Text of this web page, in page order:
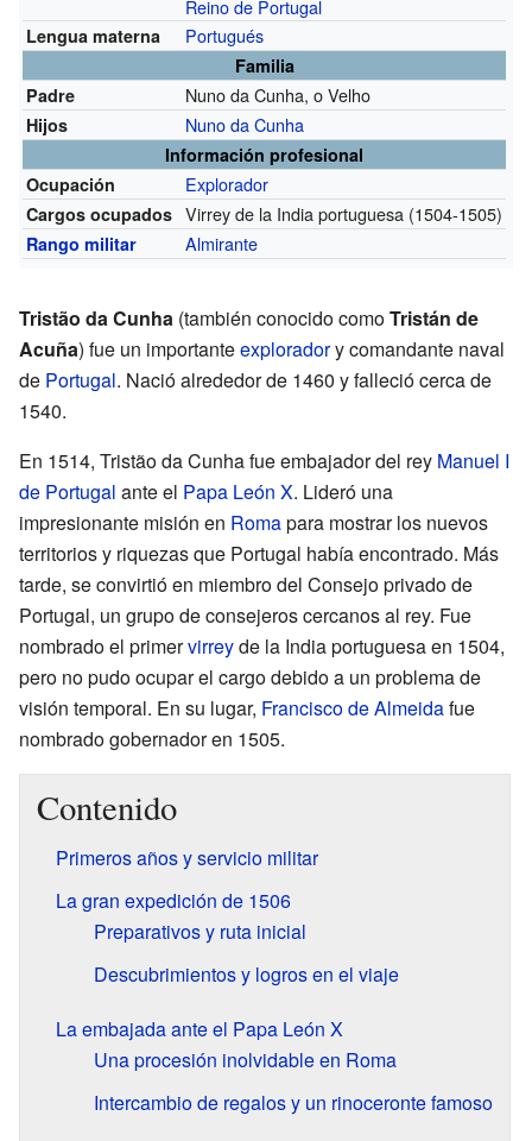
Reino de Portugal
Lengua materna Portugués
Familia
Padre
Nuno da Cunha, o Velho
Hijos Nuno da Cunha
Información profesional
Ocupación
Explorador
Cargos ocupados Virrey de la India portuguesa (1504-1505)
Rango militar Almirante
Tristão da Cunha (también conocido comoTristán de
Acuña) fue un importanteexploradory comandante naval
de Portugal. Nació alrededor de 1460 y falleció cerca de
1540.
En 1514, Tristão da Cunha fue embajador del rey Manuel I
de Portugal ante el Papa León X. Lideró una
impresionante misión en Romapara mostrar los nuevos
territorios y riquezas que Portugal había encontrado. Más
tarde, se convirtió en miembro del Consejo privado de
Portugal, un grupo de consejeros cercanos al rey. Fue
nombrado el primervirreyde la India portuguesa en 1504,
pero no pudo ocupar el cargo debido a un problema de
visión temporal. En su lugar, Francisco de Almeidafue
nombrado gobernador en 1505.
Contenido
Primeros años y servicio militar
La gran expedición de 1506
Preparativos y ruta inicial
Descubrimientos y logros en el viaje
La embajada ante el Papa León X
Una procesión inolvidable en Roma
Intercambio de regalos y un rinoceronte famoso